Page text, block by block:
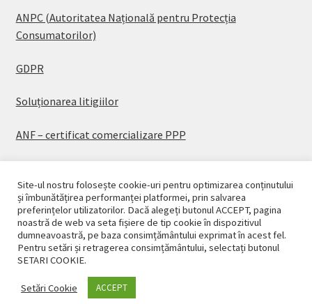
ANPC (Autoritatea Națională pentru Protecția
Consumatorilor)
GDPR
Soluționarea litigiilor
ANF – certificat comercializare PPP
© CASAPLANT 2026
Politică de confidențialitate
Site-ul nostru folosește cookie-uri pentru optimizarea conținutului
și îmbunătățirea performanței platformei, prin salvarea
preferințelor utilizatorilor. Dacă alegeți butonul ACCEPT, pagina
noastră de web va seta fișiere de tip cookie în dispozitivul
dumneavoastră, pe baza consimțământului exprimat în acest fel.
Pentru setări și retragerea consimțământului, selectați butonul
SETARI COOKIE.
Setări Cookie ACCEPT